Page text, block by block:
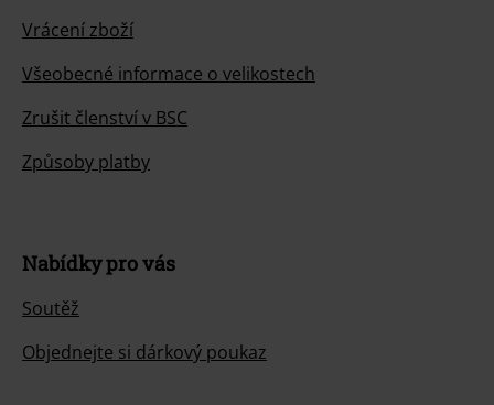
Vrácení zboží
Všeobecné informace o velikostech
Zrušit členství v BSC
Způsoby platby
Nabídky pro vás
Soutěž
Objednejte si dárkový poukaz